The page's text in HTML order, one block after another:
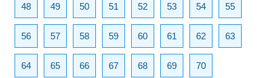
48 49 50 51 52 53 54 55
56 57 58 59 60 61 62 63
64 65 66 67 68 69 70